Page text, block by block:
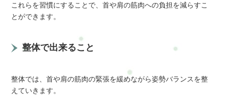
これらを習慣にすることで、首や肩の筋肉への負担を減らすこ
とができます。
整体で出来ること
整体では、首や肩の筋肉の緊張を緩めながら姿勢バランスを整
えていきます。